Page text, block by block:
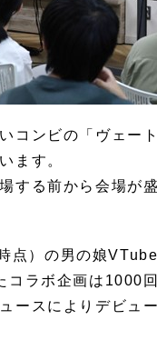
コンビの「ヴェー
ます。
する前から会場が
）の男の娘
ラボ企画は1000
ースによりデビュー